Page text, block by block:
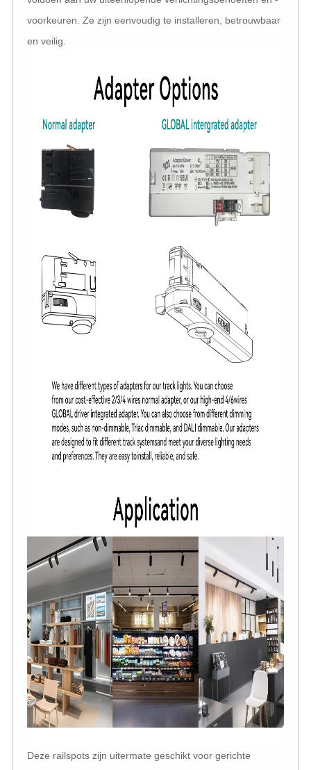
voorkeuren. Ze zijn eenvoudig te installeren, betrouwbaar
en veilig.
Deze railspots zijn uitermate geschikt voor gerichte